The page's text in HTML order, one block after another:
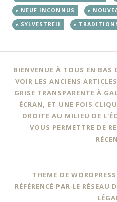
NEUF INCONNUS
SYLVESTREII
BIENVENUE À TOUS EN BAS
VOIR LES ANCIENS
GRISE TRANSPARENTE À
ÉCRAN, ET UNE FOIS
DROITE AU MILIEU DE
VOUS PERMETTRE DE
THEME DE
RÉFÉRENCÉ PAR LE RÉSEAU